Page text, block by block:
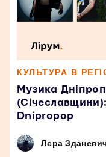
КУЛЬТУРА В
Музика
Dnipropop
Лєра